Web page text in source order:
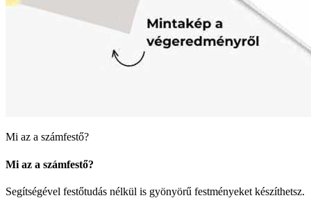
Mi az a számfestő?
Mi az a számfestő?
Segítségével festőtudás nélkül is gyönyörű festményeket készíthetsz.